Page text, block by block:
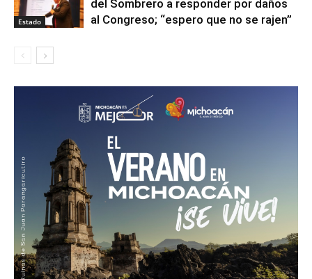
Estado
del Sombrero a responder por daños
al Congreso; “espero que no se rajen”